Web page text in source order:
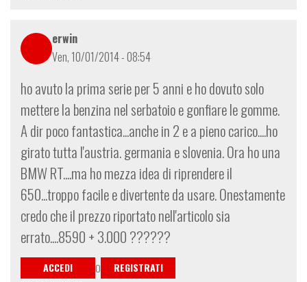
erwin
Ven, 10/01/2014 - 08:54
ho avuto la prima serie per 5 anni e ho dovuto solo
mettere la benzina nel serbatoio e gonfiare le gomme.
A dir poco fantastica...anche in 2 e a pieno carico....ho
girato tutta l'austria. germania e slovenia. Ora ho una
BMW RT....ma ho mezza idea di riprendere il
650...troppo facile e divertente da usare. Onestamente
credo che il prezzo riportato nell'articolo sia
errato....8590 + 3.000 ??????
ACCEDI O
REGISTRATI